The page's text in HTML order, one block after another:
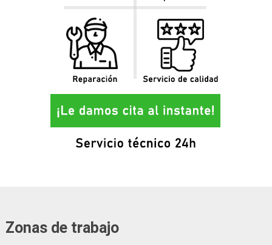
Zonas de trabajo